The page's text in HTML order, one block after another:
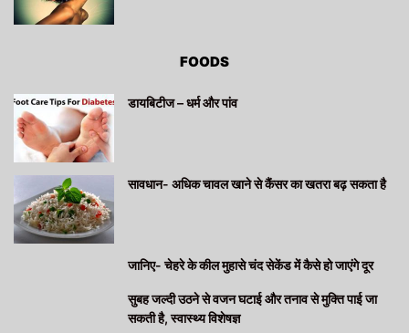
FOODS
डायबिटीज – धर्म और पांव
सावधान- अधिक चावल खाने से कैंसर का खतरा बढ़ सकता है
जानिए- चेहरे के कील मुहासे चंद सेकेंड में कैसे हो जाएंगे दूर
सुबह जल्दी उठने से वजन घटाई और तनाव से मुक्ति पाई जा
सकती है, स्वास्थ्य विशेषज्ञ